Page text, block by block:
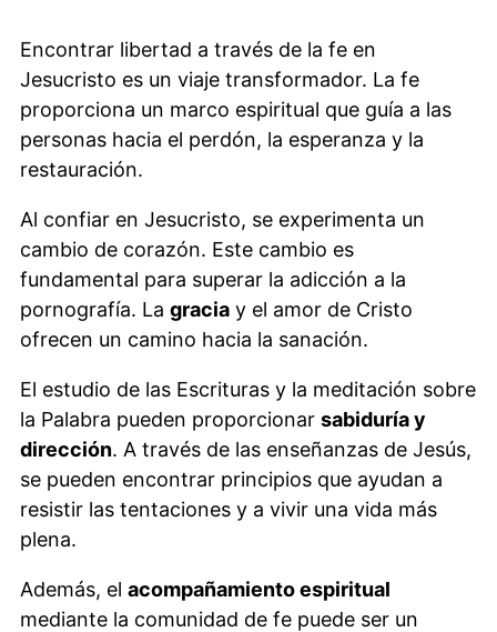
Encontrar libertad a través de la fe en
Jesucristo es un viaje transformador. La fe
proporciona un marco espiritual que guía a las
personas hacia el perdón, la esperanza y la
restauración.
Al confiar en Jesucristo, se experimenta un
cambio de corazón. Este cambio es
fundamental para superar la adicción a la
pornografía. La gracia y el amor de Cristo
ofrecen un camino hacia la sanación.
El estudio de las Escrituras y la meditación sobre
la Palabra pueden proporcionar sabiduría y
dirección. A través de las enseñanzas de Jesús,
se pueden encontrar principios que ayudan a
resistir las tentaciones y a vivir una vida más
plena.
Además, el acompañamiento espiritual
mediante la comunidad de fe puede ser un